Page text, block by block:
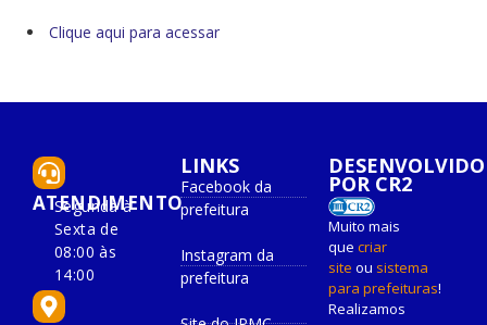
Clique aqui para acessar
ATENDIMENTO
Segunda à
Sexta de
08:00 às
14:00
LINKS
Facebook da
prefeitura
Instagram da
prefeitura
DESENVOLVIDO
POR CR2
Muito mais
que criar
site ou sistema
para prefeituras!
Realizamos